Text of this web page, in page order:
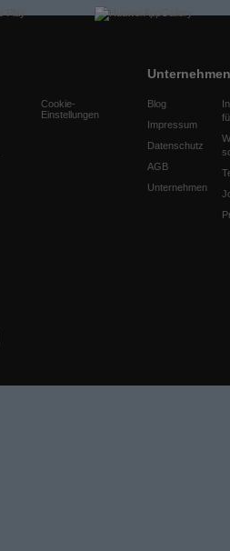
Cookie-
Einstellungen
Unternehmen
Blog
Impressum
Datenschutz
AGB
Unternehmen